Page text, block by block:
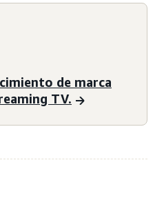
de marca
TV.